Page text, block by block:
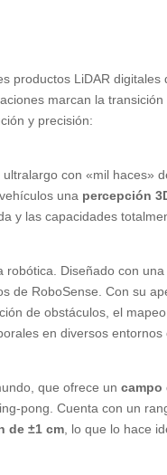
productos LiDAR
marcan la
y precisión:
con «mil haces»
una percepción
y las capacidades
robótica. Diseñado con
de RoboSense. Con su
de obstáculos, el
en diversos entornos
que ofrece uncampo
pong. Cuenta con un
de ±1 cm, lo que lo hace